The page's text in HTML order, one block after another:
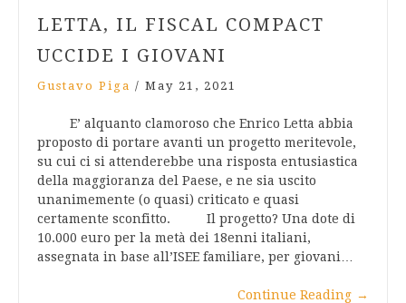
LETTA, IL FISCAL COMPACT
UCCIDE I GIOVANI
Gustavo Piga / May 21, 2021
E’ alquanto clamoroso che Enrico Letta abbia
proposto di portare avanti un progetto meritevole,
su cui ci si attenderebbe una risposta entusiastica
della maggioranza del Paese, e ne sia uscito
unanimemente (o quasi) criticato e quasi
certamente sconfitto. Il progetto? Una dote di
10.000 euro per la metà dei 18enni italiani,
assegnata in base all’ISEE familiare, per giovani…
Continue Reading →